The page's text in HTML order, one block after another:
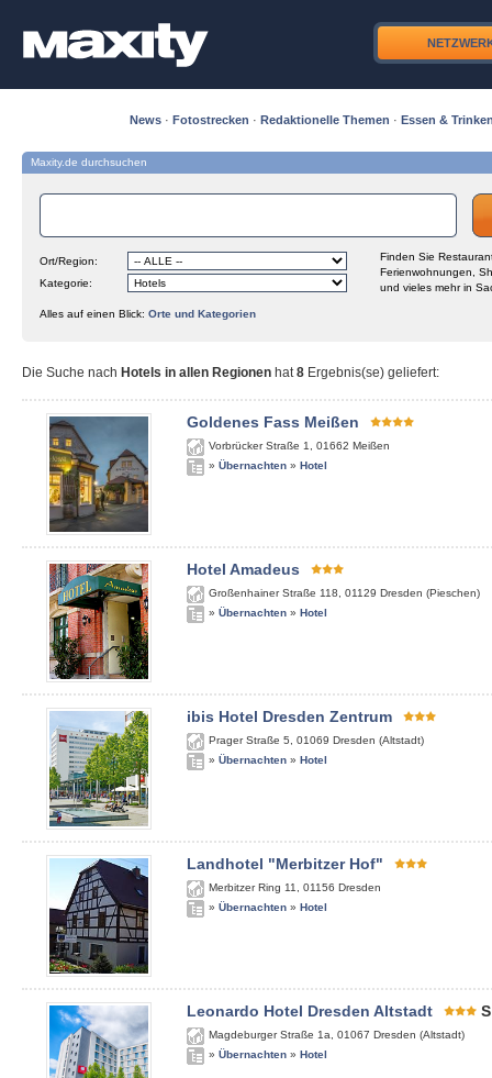
News · Fotostrecken · Redaktionelle Themen · Essen &
Maxity.de durchsuchen
Ort/Region:
Kategorie:
Finden Sie
Ferienwohnungen,
und vieles mehr in
Alles auf einen Blick: Orte und Kategorien
Die Suche nach Hotels in allen Regionen hat8 Ergebnis(se) geliefert:
Goldenes Fass Meißen
Vorbrücker Straße 1 01662 Meißen
» Übernachten » Hotel
Hotel Amadeus
Großenhainer Straße 118 01129 Dresden (Pieschen)
» Übernachten » Hotel
ibis Hotel Dresden Zentrum
Prager Straße 5 01069 Dresden (Altstadt)
» Übernachten » Hotel
Landhotel "Merbitzer Hof"
Merbitzer Ring 11 01156 Dresden
» Übernachten » Hotel
Leonardo Hotel Dresden Altstadt S
Magdeburger Straße 1a 01067 Dresden (Altstadt)
» Übernachten » Hotel